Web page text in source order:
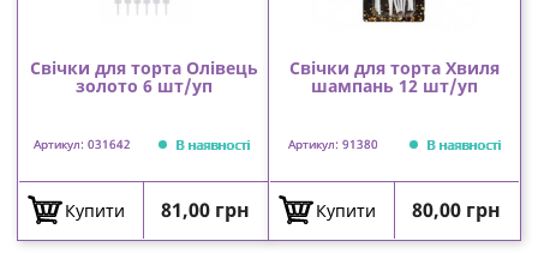
Свічки для торта Олівець
золото 6 шт/уп
Артикул: 031642 В наявності
Купити Ціна
81,00 грн
Свічки для торта Хвиля
шампань 12 шт/уп
Артикул: 91380 В наявності
Купити Ціна
80,00 грн